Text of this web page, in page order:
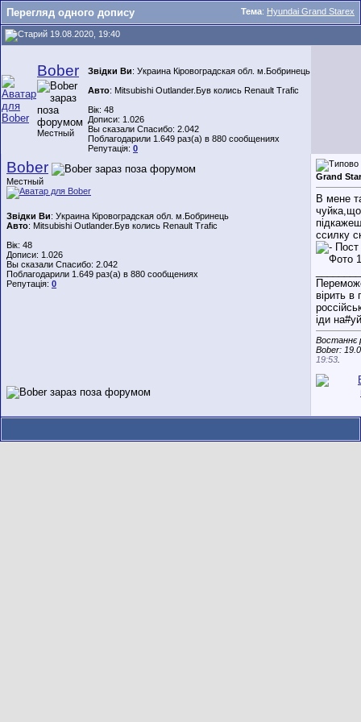
Тема: Hyundai Grand Starex
Перегляд одного допису
19.08.2020, 19:40
Bober
Местный
Звідки Ви: Украина Кіровоградская обл. м.Бобринець
Авто: Mitsubishi Outlander.Був колись Renault Trafic
Вік: 48
Дописи: 1.026
Вы сказали Спасибо: 2.042
Поблагодарили 1.649 раз(а) в 880 сообщениях
Репутація: 0
Bober
Местный
Звідки Ви: Украина Кіровоградская обл. м.Бобринець
Авто: Mitsubishi Outlander.Був колись Renault Trafic
Вік: 48
Дописи: 1.026
Вы сказали Спасибо: 2.042
Поблагодарили 1.649 раз(а) в 880 сообщениях
Репутація: 0
Grand
В мене
ссилку
вірить в
іди
Востаннє
Bober:
19:53